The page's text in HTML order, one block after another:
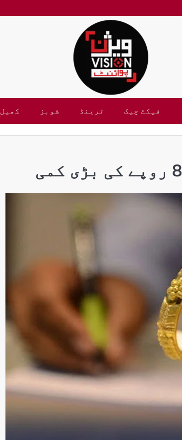
فیکٹ چیک ٹرینڈ شوبز کھیل
اورتاجکستان کے درمیان
تجارت،سرمایہ کاری
اورعلاقائی روابط بڑھانے
اتفاق
Editor جولائی 25, 2026